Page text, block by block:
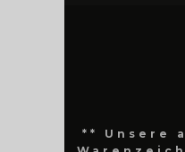
** Unsere